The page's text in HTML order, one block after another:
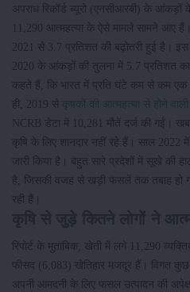
अपराध रिकॉर्ड ब्यूरो (एनसीआरबी) के
11,290 आत्महत्या के ऐसे मामले सामने आए
2021 से 3.7 प्रतिशत की बढ़ोतरी हुई है। इस
2020 के आंकड़ों की तुलना में 5.7 प्रतिशत
कहते हैं, कि भारत में प्रति घंटे कम से कम एक
ही, 2019 से
कृषकों की आत्महत्या से होने वाली
NCRB डेटा में 10,281 मौतें दर्ज की गईं।
कृषि के लिए शानदार नहीं रहे हैं। साल
जारी किया है। बहुत सारे प्रदेशों में सूखे की
है, जिसकी वजह से खड़ी फसलें तक तबाह हो
रही हैं।
रिपोर्ट के मुताबिक, खेती में लगे 11,290
फीसद (6,083) खेतिहार मजदूर हैं। विगत कुछ
अपनी आमदनी के लिए फसल उत्पादन की